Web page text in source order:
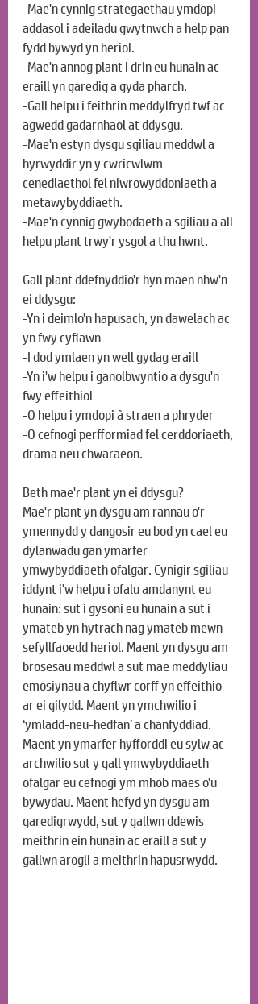
-Mae'n cynnig strategaethau ymdopi
addasol i adeiladu gwytnwch a help pan
fydd bywyd yn heriol.
-Mae'n annog plant i drin eu hunain ac
eraill yn garedig a gyda pharch.
-Gall helpu i feithrin meddylfryd twf ac
agwedd gadarnhaol at ddysgu.
-Mae'n estyn dysgu sgiliau meddwl a
hyrwyddir yn y cwricwlwm
cenedlaethol fel niwrowyddoniaeth a
metawybyddiaeth.
-Mae'n cynnig gwybodaeth a sgiliau a all
helpu plant trwy'r ysgol a thu hwnt.
Gall plant ddefnyddio'r hyn maen nhw'n
ei ddysgu:
-Yn i deimlo'n hapusach, yn dawelach ac
yn fwy cyflawn
-I dod ymlaen yn well gydag eraill
-Yn i'w helpu i ganolbwyntio a dysgu'n
fwy effeithiol
-O helpu i ymdopi â straen a phryder
-O cefnogi perfformiad fel cerddoriaeth,
drama neu chwaraeon.
Beth mae'r plant yn ei ddysgu?
Mae'r plant yn dysgu am rannau o'r
ymennydd y dangosir eu bod yn cael eu
dylanwadu gan ymarfer
ymwybyddiaeth ofalgar. Cynigir sgiliau
iddynt i'w helpu i ofalu amdanynt eu
hunain: sut i gysoni eu hunain a sut i
ymateb yn hytrach nag ymateb mewn
sefyllfaoedd heriol. Maent yn dysgu am
brosesau meddwl a sut mae meddyliau
emosiynau a chyflwr corff yn effeithio
ar ei gilydd. Maent yn ymchwilio i
‘ymladd-neu-hedfan’ a chanfyddiad.
Maent yn ymarfer hyfforddi eu sylw ac
archwilio sut y gall ymwybyddiaeth
ofalgar eu cefnogi ym mhob maes o'u
bywydau. Maent hefyd yn dysgu am
garedigrwydd, sut y gallwn ddewis
meithrin ein hunain ac eraill a sut y
gallwn arogli a meithrin hapusrwydd.